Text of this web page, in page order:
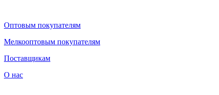
Оптовым покупателям
Мелкооптовым покупателям
Поставщикам
О нас